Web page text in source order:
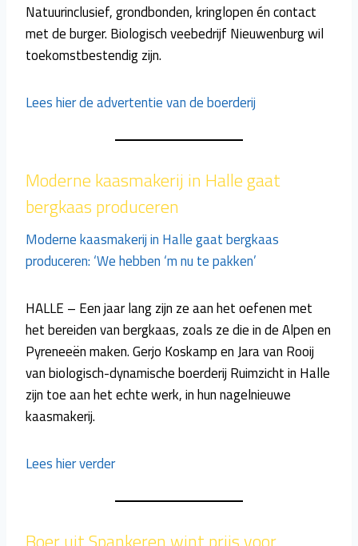
Natuurinclusief, grondbonden, kringlopen én contact
met de burger. Biologisch veebedrijf Nieuwenburg wil
toekomstbestendig zijn.
Lees hier de advertentie van de boerderij
Moderne kaasmakerij in Halle gaat
bergkaas produceren
Moderne kaasmakerij in Halle gaat bergkaas
produceren: ‘We hebben ‘m nu te pakken’
HALLE – Een jaar lang zijn ze aan het oefenen met
het bereiden van bergkaas, zoals ze die in de Alpen en
Pyreneeën maken. Gerjo Koskamp en Jara van Rooij
van biologisch-dynamische boerderij Ruimzicht in Halle
zijn toe aan het echte werk, in hun nagelnieuwe
kaasmakerij.
Lees hier verder